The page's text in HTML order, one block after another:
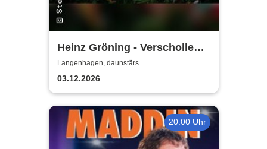
Heinz Gröning - Verschollen
im Weihnachtsstollen
Langenhagen, daunstärs
03.12.2026
20:00 Uhr